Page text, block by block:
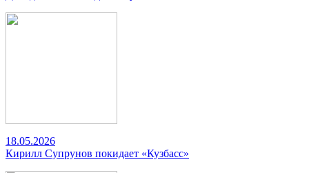
18.05.2026
Кирилл Супрунов покидает «Кузбасс»